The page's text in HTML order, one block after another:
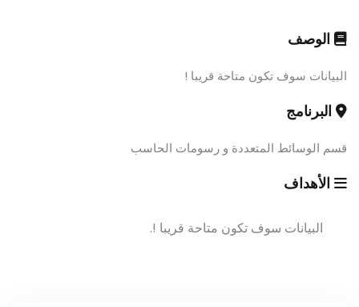
الوصف
البيانات سوف تكون متاحة قريبا !
البرنامج
قسم الوسائط المتعددة و رسومات الحاسب
الأهداف
البيانات سوف تكون متاحة قريبا !.